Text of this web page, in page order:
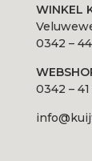
WINKEL
0342 –
0342 –